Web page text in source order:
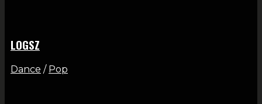
LOGSZ
Dance / Pop